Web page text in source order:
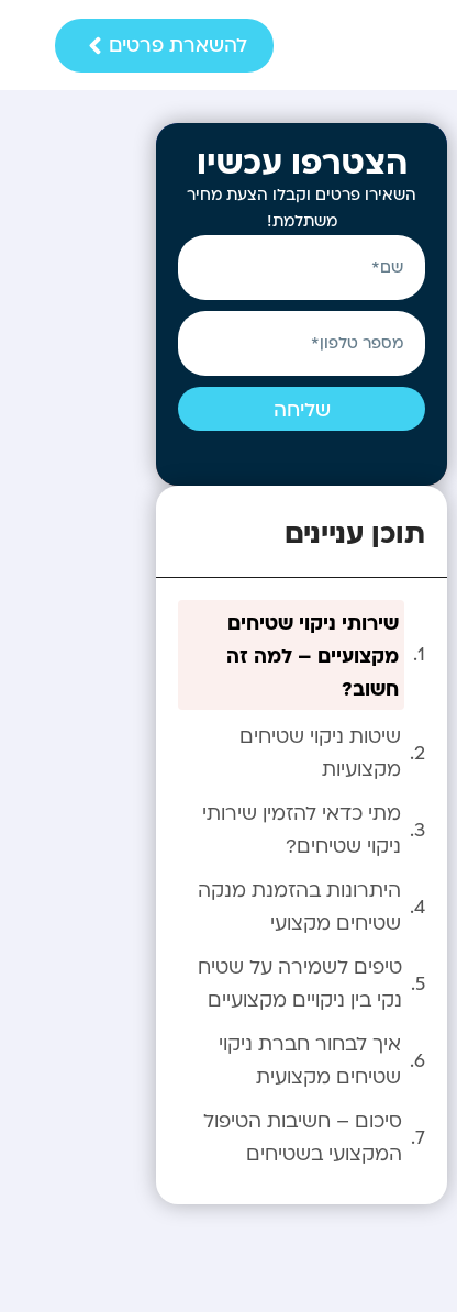
להשארת פרטים
הצטרפו עכשיו
השאירו פרטים וקבלו הצעת מחיר
משתלמת!
שליחה
תוכן עניינים
שירותי ניקוי שטיחים
מקצועיים – למה זה
חשוב?
שיטות ניקוי שטיחים
מקצועיות
מתי כדאי להזמין שירותי
ניקוי שטיחים?
היתרונות בהזמנת מנקה
שטיחים מקצועי
טיפים לשמירה על שטיח
נקי בין ניקויים מקצועיים
איך לבחור חברת ניקוי
שטיחים מקצועית
סיכום – חשיבות הטיפול
המקצועי בשטיחים